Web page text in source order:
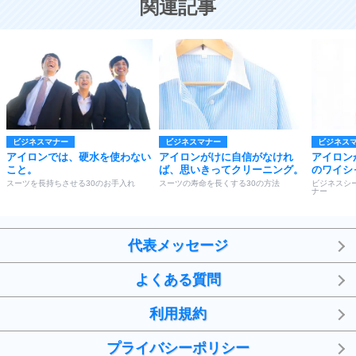
関連記事
ビジネスマナー
アイロンでは、硬水を使わない
こと。
スーツを長持ちさせる30のお手入れ
ビジネスマナー
アイロンがけに自信がなけれ
ば、思いきってクリーニング。
スーツの寿命を長くする30の方法
ビジネス
アイロ
のワイシ
ビジネスシ
ナー
代表メッセージ
よくある質問
利用規約
プライバシーポリシー